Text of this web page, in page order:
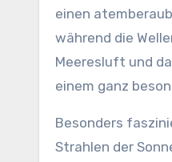
einen
während die
Meeresluft und
einem ganz
Besonders
Strahlen der